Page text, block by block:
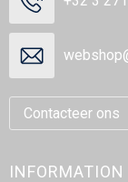
Contacteer ons
INFORMATION